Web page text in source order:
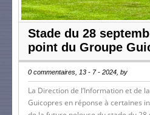
Stade du 28
point du Groupe
0 commentaires, 13 - 7 - 2024, by
La Direction de l’Information et de
Guicopres en réponse à certaines